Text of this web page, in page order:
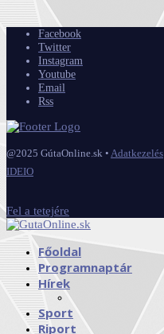
Facebook
Twitter
Instagram
Youtube
Email
Rss
@2025 GútaOnline.sk • Adatkezelés
IDEIO
Fel a tetejére
Főoldal
Programnaptár
Hírek
Sport
Riport